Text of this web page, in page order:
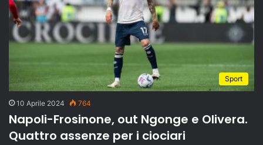
Sport
10 Aprile 2024 764
Napoli-Frosinone, out Ngonge e Olivera.
Quattro assenze per i ciociari